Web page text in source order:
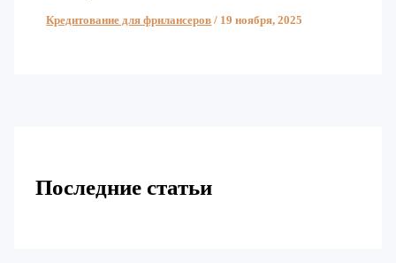
Кредитование для фрилансеров / 19 ноября, 2025
Последние статьи